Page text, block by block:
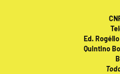
Ed.
Quintino